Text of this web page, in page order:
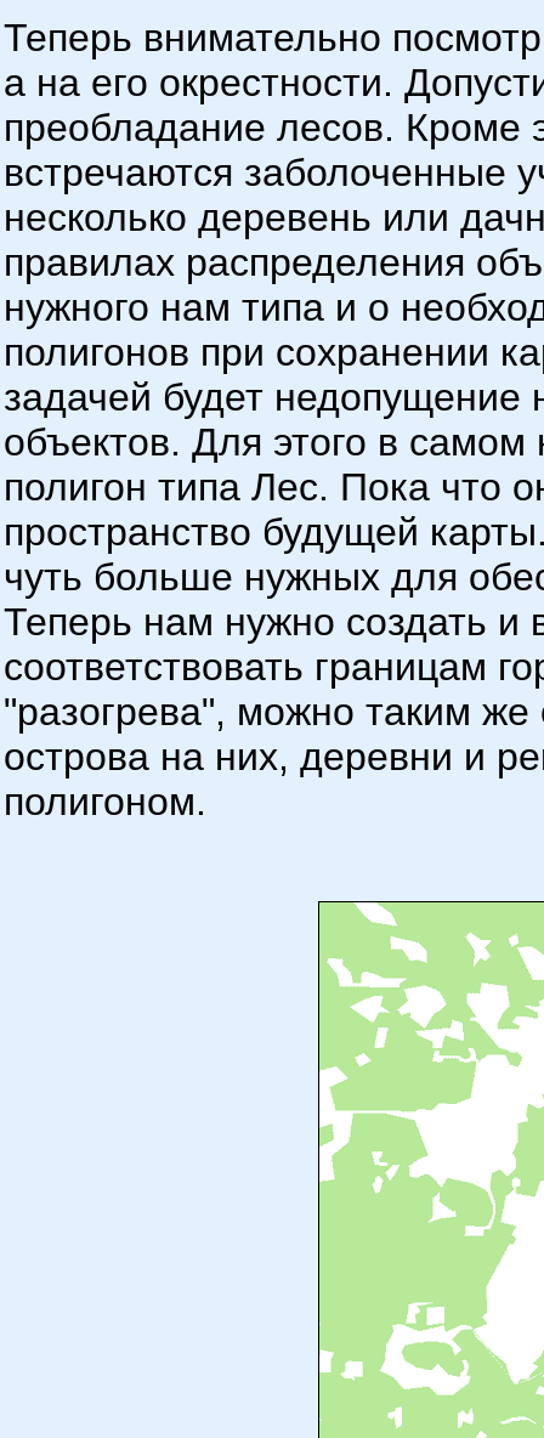
Теперь внимательно
а на его окрестности.
преобладание лесов. Кроме
встречаются заболоченные
несколько деревень или
правилах распределения
нужного нам типа и о
полигонов при сохранении
задачей будет недопущение
объектов. Для этого в
полигон типа Лес. Пока что
пространство будущей
чуть больше нужных для
Теперь нам нужно создать и
соответствовать границам
"разогрева", можно таким
острова на них, деревни и
полигоном.